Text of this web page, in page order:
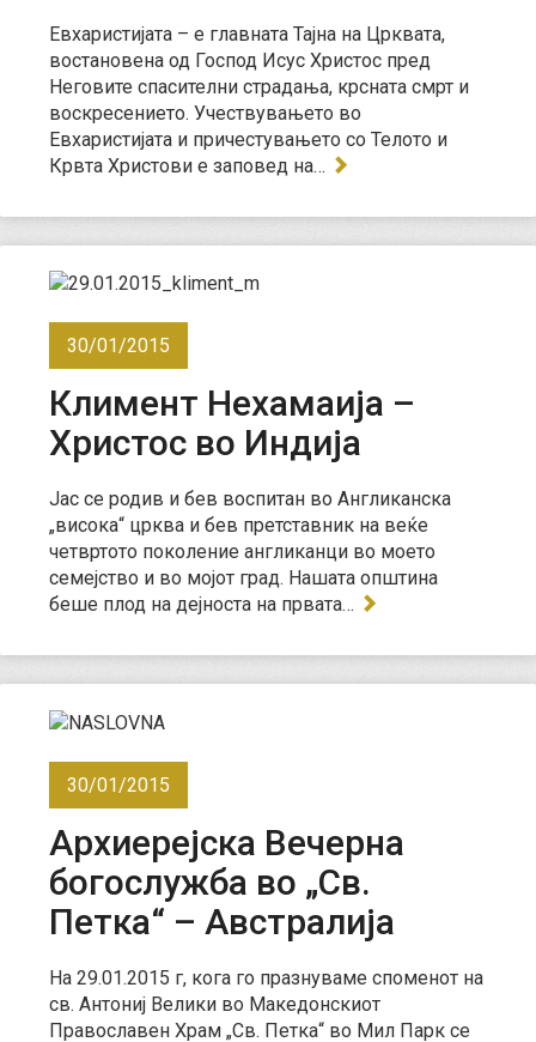
Евхаристијата – е главната Тајна на Црквата,
востановена од Господ Исус Христос пред
Неговите спасителни страдања, крсната смрт и
воскресението. Учествувањето во
Евхаристијата и причестувањето со Телото и
Крвта Христови е заповед на…
30/01/2015
Климент Нехамаија –
Христос во Индија
Јас се родив и бев воспитан во Англиканска
„висока“ црква и бев претставник на веќе
четвртото поколение англиканци во моето
семејство и во мојот град. Нашата општина
беше плод на дејноста на првата…
30/01/2015
Архиерејска Вечерна
богослужба во „Св.
Петка“ – Австралија
На 29.01.2015 г, кога го празнуваме споменот на
св. Антониј Велики во Македонскиот
Православен Храм „Св. Петка“ во Мил Парк се